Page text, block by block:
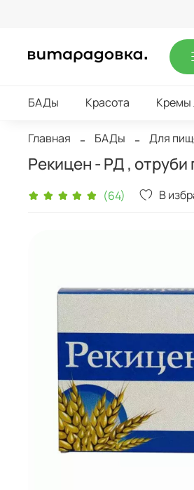
БАДы Красота Кремы
Главная БАДы Для
Рекицен - РД ,
(64) В